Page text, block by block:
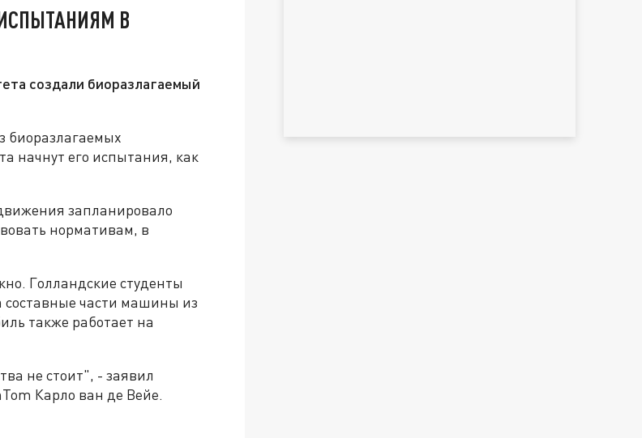
В
создали биоразлагаемый
биоразлагаемых
начнут его испытания, как
запланировало
нормативам, в
Голландские студенты
составные части машины из
также работает на
не стоит", - заявил
Карло ван де Вейе.